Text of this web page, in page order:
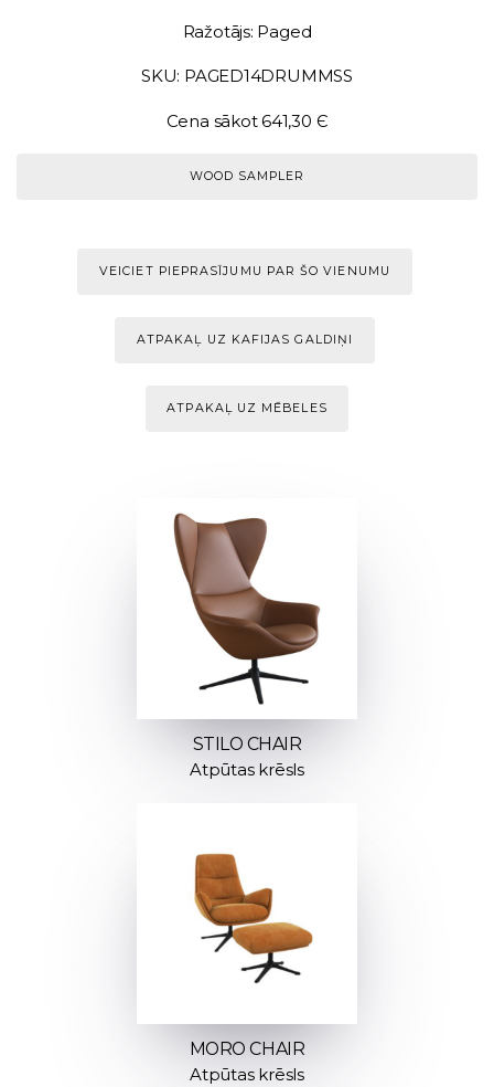
Ražotājs: Paged
SKU: PAGED14DRUMMSS
Cena sākot 641,30 Є
WOOD SAMPLER
VEICIET PIEPRASĪJUMU PAR ŠO VIENUMU
ATPAKAĻ UZ KAFIJAS GALDIŅI
ATPAKAĻ UZ MĒBELES
STILO CHAIR
Atpūtas krēsls
MORO CHAIR
Atpūtas krēsls